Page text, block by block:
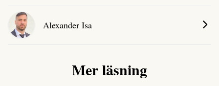
Alexander Isa
Mer läsning